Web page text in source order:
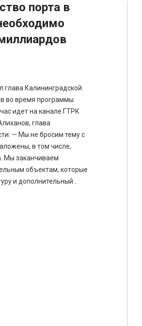
порта в
глава Калининградской
во время программы
идет на канале ГТРК
глава
— Мы не бросим тему с
в том числе,
Мы заканчиваем
объектам, которые
и дополнительный...